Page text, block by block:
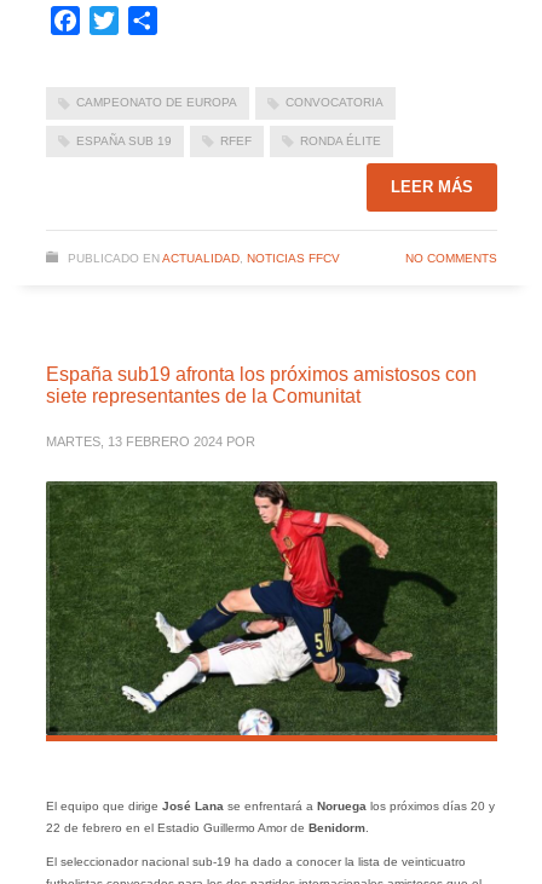
Facebook
Twitter
CAMPEONATO DE EUROPA CONVOCATORIA
ESPAÑA SUB 19 RFEF RONDA ÉLITE
LEER MÁS
PUBLICADO EN ACTUALIDAD, NOTICIAS FFCV NO COMMENTS
España sub19 afronta los próximos amistosos con
siete representantes de la Comunitat
MARTES, 13 FEBRERO 2024 POR
El equipo que dirige José Lana se enfrentará a Noruega los próximos días 20 y
22 de febrero en el Estadio Guillermo Amor de Benidorm.
El seleccionador nacional sub-19 ha dado a conocer la lista de veinticuatro